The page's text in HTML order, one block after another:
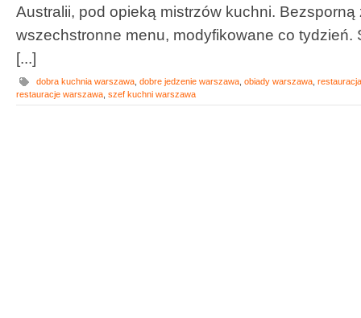
Australii, pod opieką mistrzów kuchni.
wszechstronne menu, modyfikowane co tydzień.
[...]
dobra kuchnia warszawa dobre jedzenie warszawa obiady warszawa
restauracje warszawa szef kuchni warszawa